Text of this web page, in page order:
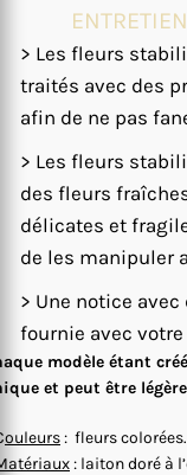
> Les fleurs
traités avec des
afin de ne pas
> Les fleurs
des fleurs
délicates et
de les manipuler
> Une notice
fournie avec
modèle étant
et peut être
ouleurs: fleurs
: laiton doré à